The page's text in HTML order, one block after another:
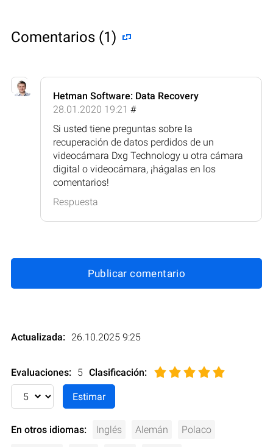
Comentarios (1)
Hetman Software: Data Recovery
28.01.2020 19:21 #
Si usted tiene preguntas sobre la
recuperación de datos perdidos de un
videocámara Dxg Technology u otra cámara
digital o videocámara, ¡hágalas en los
comentarios!
Respuesta
Publicar comentario
Actualizada: 26.10.2025 9:25
Evaluaciones: 5 Clasificación:
En otros idiomas: Inglés Alemán Polaco